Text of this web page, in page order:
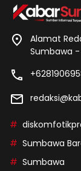
Alamat
Sumbawa -
Sumbawa
Sumbawa